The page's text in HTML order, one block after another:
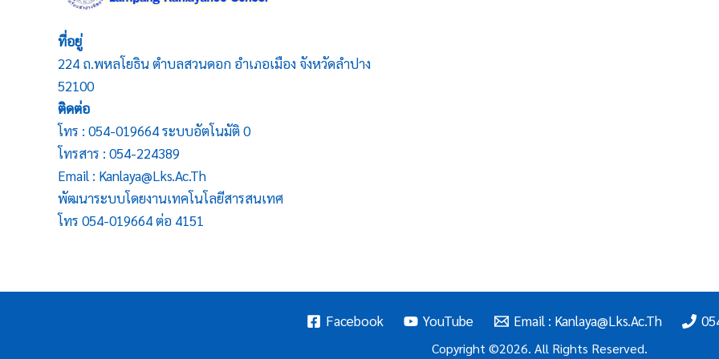
ที่อยู่
224 ถ.พหลโยธิน ตำบลสวนดอก อำเภอเมือง จังหวัดลำปาง
52100
ติดต่อ
โทร : 054-019664 ระบบอัตโนมัติ 0
โทรสาร : 054-224389
Email : Kanlaya@lks.ac.th
พัฒนาระบบโดยงานเทคโนโลยีสารสนเทศ
โทร 054-019664 ต่อ 4151
Facebook YouTube Email : Kanlaya@lks.ac.th
Copyright ©2026. All Rights Reserved.